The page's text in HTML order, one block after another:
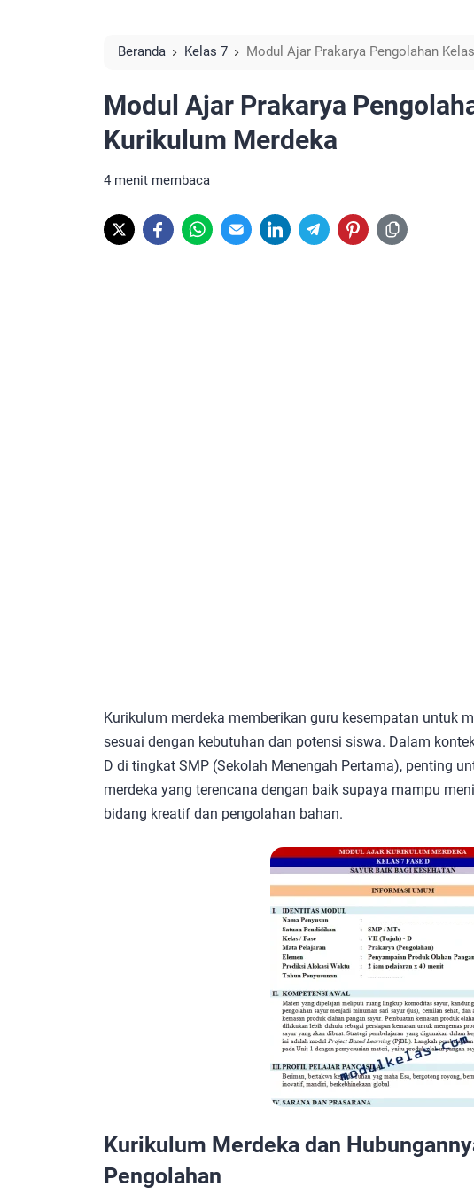
Beranda Kelas 7 Modul Ajar Prakarya Pengolahan
Modul Ajar Prakarya
Kurikulum Merdeka
4 menit membaca
Kurikulum merdeka memberikan guru kesempatan untuk
sesuai dengan kebutuhan dan potensi siswa. Dalam
D di tingkat SMP (Sekolah Menengah Pertama), penting
merdeka yang terencana dengan baik supaya mampu
bidang kreatif dan pengolahan bahan.
Kurikulum Merdeka dan
Pengolahan